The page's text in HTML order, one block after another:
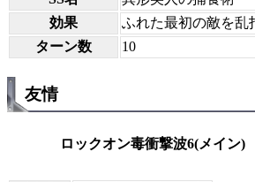
効果
ふれた最初の敵を乱
ターン数
10
友情
ロックオン毒衝撃波6(メイン)